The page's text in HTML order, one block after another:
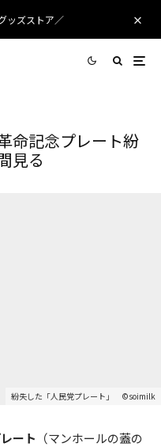
ッズストア／
命記念プレート紛
見る
紛失した「人民党プレート」 ©soimilk
ート （マンホールの蓋の